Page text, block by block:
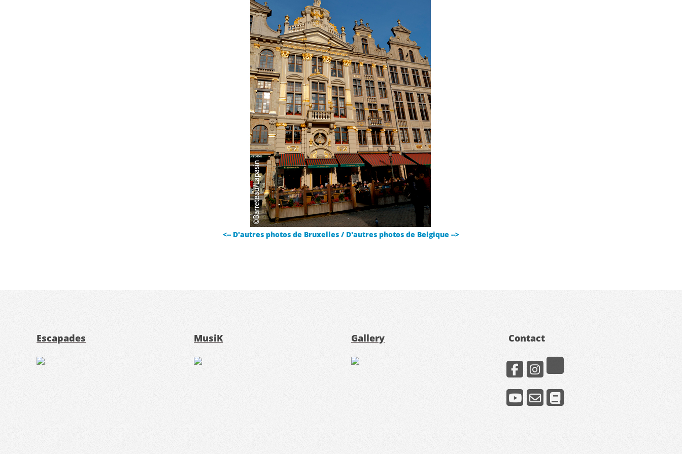
<-- D'autres photos de Bruxelles / D'autres photos de Belgique -->
Escapades MusiK Gallery Contact